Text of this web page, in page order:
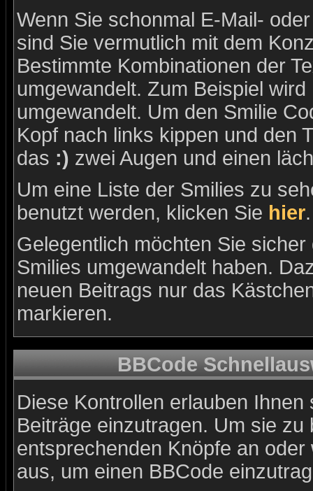
Wenn Sie schonmal E-Mail-
sind Sie vermutlich mit dem
Bestimmte Kombinationen der
umgewandelt. Zum Beispiel wird
umgewandelt. Um den Smilie
Kopf nach links kippen und den
das :) zwei Augen und einen
Um eine Liste der Smilies zu
benutzt werden, klicken Sie hier.
Gelegentlich möchten Sie
Smilies umgewandelt haben.
neuen Beitrags nur das
markieren.
BBCode
Diese Kontrollen erlauben
Beiträge einzutragen. Um sie
entsprechenden Knöpfe an
aus, um einen BBCode